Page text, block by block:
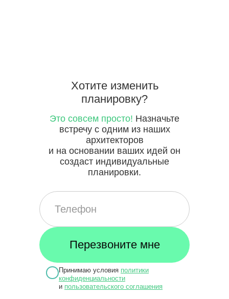
Хотите изменить
планировку?
Это совсем просто! Назначьте
встречу с одним из наших
архитекторов
и на основании ваших идей он
создаст индивидуальные
планировки.
Принимаю условия политики
конфиденциальности
и пользовательского соглашения